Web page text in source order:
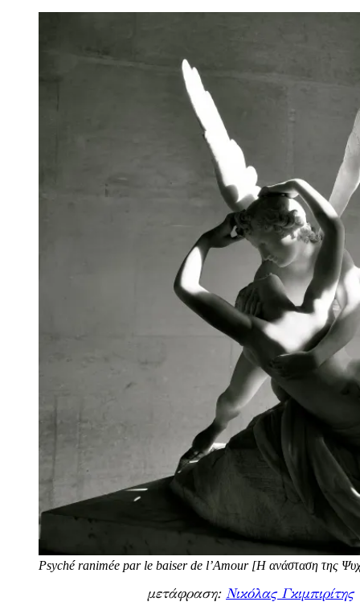
Psyché ranimée par le baiser de l’Amour [Η ανάσταση της
μετάφραση: Νικόλας Γκιμπιρίτης